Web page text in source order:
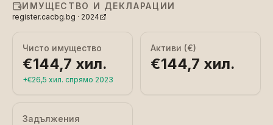
ИМУЩЕСТВО И ДЕКЛАРАЦИИ
register.cacbg.bg · 2024
Чисто имущество
€144,7 хил.
+€26,5 хил. спрямо 2023
Активи (€)
€144,7 хил.
Задължения